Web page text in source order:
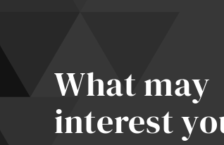
What may
interest